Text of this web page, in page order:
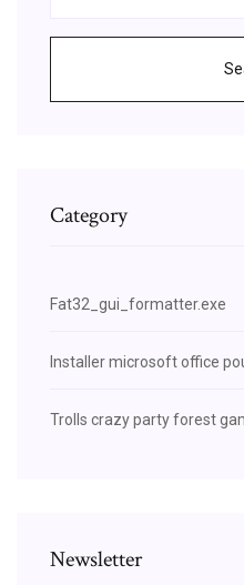
Category
Fat32_gui_formatter.exe
Installer microsoft office
Trolls crazy party forest
Newsletter